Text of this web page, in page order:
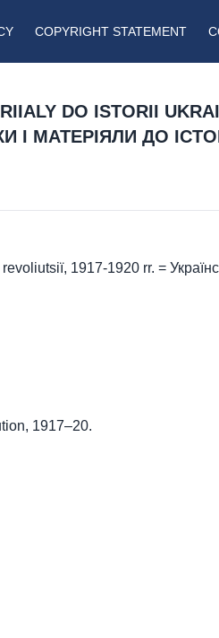
COPYRIGHT STATEMENT
DO ISTORII
І МАТЕРІЯЛИ ДО
1917-1920 rr. =
1917–20.